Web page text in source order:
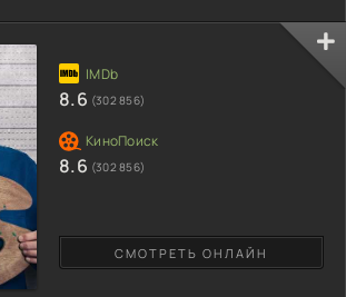
доме, доктор Франц Михаэлис настоял
девушки, поставив диагноз шизофрения. В
проводимой рейхом, молодые особи,
в психбольницах, подлежали
СМОТРЕТЬ ОНЛАЙН
8.6 (302 856)
8.6 (302 856)